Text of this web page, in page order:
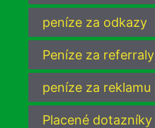
peníze za odkazy
Peníze za referraly
peníze za reklamu
Placené dotazníky